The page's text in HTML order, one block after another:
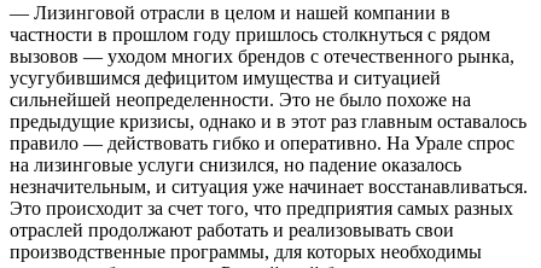
— Лизинговой отрасли в целом и нашей компании в
частности в прошлом году пришлось столкнуться с рядом
вызовов — уходом многих брендов с отечественного рынка,
усугубившимся дефицитом имущества и ситуацией
сильнейшей неопределенности. Это не было похоже на
предыдущие кризисы, однако и в этот раз главным оставалось
правило — действовать гибко и оперативно. На Урале спрос
на лизинговые услуги снизился, но падение оказалось
незначительным, и ситуация уже начинает восстанавливаться.
Это происходит за счет того, что предприятия самых разных
отраслей продолжают работать и реализовывать свои
производственные программы, для которых необходимы